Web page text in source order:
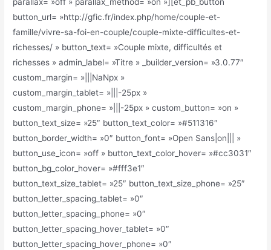
button_url= »http://gfic.fr/index.php/home/couple-et-
famille/vivre-sa-foi-en-couple/couple-mixte-difficultes-et-
richesses/ » button_text= »Couple mixte, difficultés et
richesses » admin_label= »Titre » _builder_version= »3.0.77″
custom_margin= »|||NaNpx »
custom_margin_tablet= »|||-25px »
custom_margin_phone= »|||-25px » custom_button= »on »
button_text_size= »25″ button_text_color= »#511316″
button_border_width= »0″ button_font= »Open Sans|on||| »
button_use_icon= »off » button_text_color_hover= »#cc3031″
button_bg_color_hover= »#fff3e1″
button_text_size_tablet= »25″ button_text_size_phone= »25″
button_letter_spacing_tablet= »0″
button_letter_spacing_phone= »0″
button_letter_spacing_hover_tablet= »0″
button_letter_spacing_hover_phone= »0″